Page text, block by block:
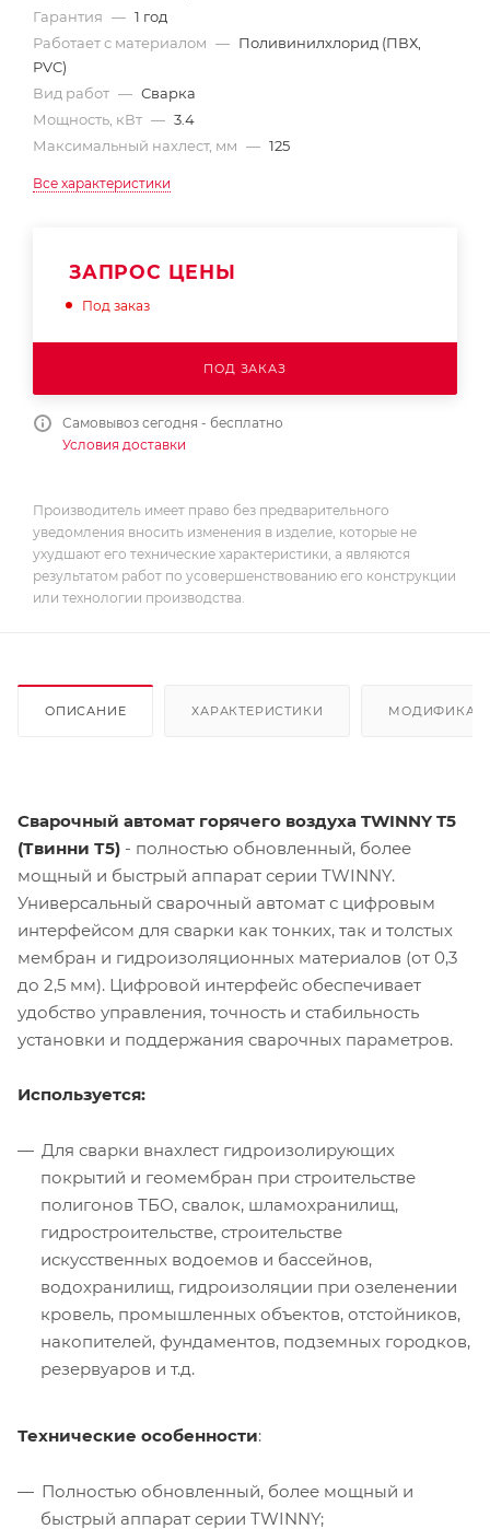
Гарантия — 1 год
Работает с материалом — Поливинилхлорид (ПВХ,
PVC)
Вид работ — Сварка
Мощность, кВт — 3.4
Максимальный нахлест, мм — 125
Все характеристики
ЗАПРОС ЦЕНЫ
Под заказ
ПОД ЗАКАЗ
Самовывоз сегодня - бесплатно
Условия доставки
Производитель имеет право без предварительного
уведомления вносить изменения в изделие, которые не
ухудшают его технические характеристики, а являются
результатом работ по усовершенствованию его конструкции
или технологии производства.
ОПИСАНИЕ ХАРАКТЕРИСТИКИ
Сварочный автомат горячего воздуха TWINNY T5
(Твинни Т5) - полностью обновленный, более
мощный и быстрый аппарат серии TWINNY.
Универсальный сварочный автомат с цифровым
интерфейсом для сварки как тонких, так и толстых
мембран и гидроизоляционных материалов (от 0,3
до 2,5 мм). Цифровой интерфейс обеспечивает
удобство управления, точность и стабильность
установки и поддержания сварочных параметров.
Используется:
Для сварки внахлест гидроизолирующих
покрытий и геомембран при строительстве
полигонов ТБО, свалок, шламохранилищ,
гидростроительстве, строительстве
искусственных водоемов и бассейнов,
водохранилищ, гидроизоляции при озеленении
кровель, промышленных объектов, отстойников,
накопителей, фундаментов, подземных городков,
резервуаров и т.д.
Технические особенности:
Полностью обновленный, более мощный и
быстрый аппарат серии TWINNY;